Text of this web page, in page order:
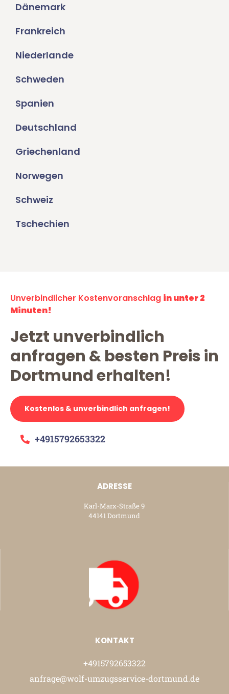
Dänemark
Frankreich
Niederlande
Schweden
Spanien
Deutschland
Griechenland
Norwegen
Schweiz
Tschechien
Unverbindlicher Kostenvoranschlag in unter 2
Minuten!
Jetzt unverbindlich
anfragen & besten Preis in
Dortmund erhalten!
Kostenlos & unverbindlich anfragen!
+4915792653322
ADRESSE
Karl-Marx-Straße 9
44141 Dortmund
KONTAKT
+4915792653322
anfrage@wolf-umzugsservice-dortmund.de